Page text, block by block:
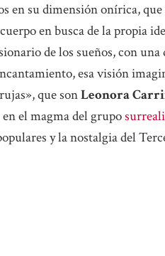
en su dimensión onírica,
en busca de la propia
de los sueños, con
esa visión
que sonLeonora
en el magma del grupo
y la nostalgia del